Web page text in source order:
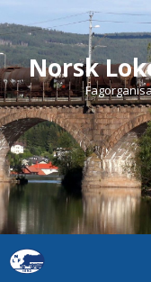
to
contentNorsk